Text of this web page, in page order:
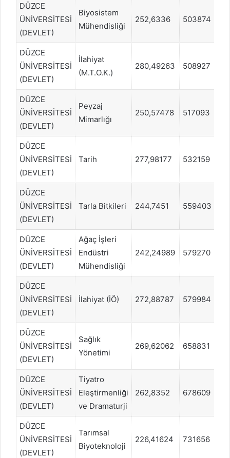
DÜZCE
ÜNİVERSİTESİ
(DEVLET)
Biyosistem
Mühendisliği
252,6336 503874
DÜZCE
ÜNİVERSİTESİ
(DEVLET)
İlahiyat
(M.T.O.K.)
280,49263 508927
DÜZCE
ÜNİVERSİTESİ
(DEVLET)
Peyzaj
Mimarlığı
250,57478 517093
DÜZCE
ÜNİVERSİTESİ
(DEVLET)
Tarih 277,98177 532159
DÜZCE
ÜNİVERSİTESİ
(DEVLET)
Tarla Bitkileri 244,7451 559403
DÜZCE
ÜNİVERSİTESİ
(DEVLET)
Ağaç İşleri
Endüstri
Mühendisliği
242,24989 579270
DÜZCE
ÜNİVERSİTESİ
(DEVLET)
İlahiyat (İÖ) 272,88787 579984
DÜZCE
ÜNİVERSİTESİ
(DEVLET)
Sağlık
Yönetimi
269,62062 658831
DÜZCE
ÜNİVERSİTESİ
(DEVLET)
Tiyatro
Eleştirmenliği
ve Dramaturji
262,8352 678609
DÜZCE
ÜNİVERSİTESİ
(DEVLET)
Tarımsal
Biyoteknoloji
226,41624 731656